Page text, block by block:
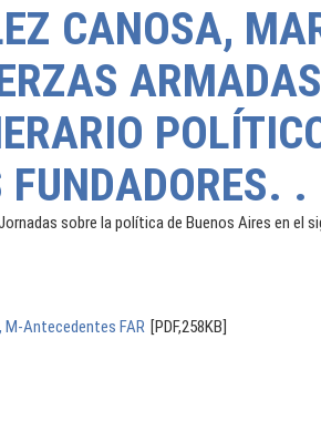
CANOSA,
FUNDADORES. .
sobre la política de Buenos Aires en el
M-Antecedentes FAR [PDF,258KB]